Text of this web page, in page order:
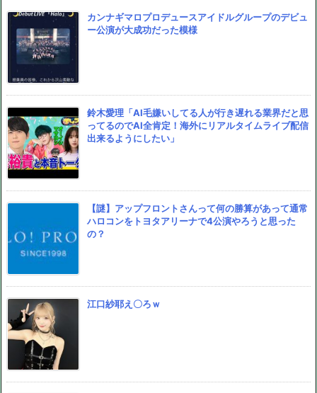
カンナギマロプロデュースアイドルグループのデビュ
ー公演が大成功だった模様
鈴木愛理「AI毛嫌いしてる人が行き遅れる業界だと思
ってるのでAI全肯定！海外にリアルタイムライブ配信
出来るようにしたい」
【謎】アップフロントさんって何の勝算があって通常
ハロコンをトヨタアリーナで4公演やろうと思った
の？
江口紗耶え〇ろｗ